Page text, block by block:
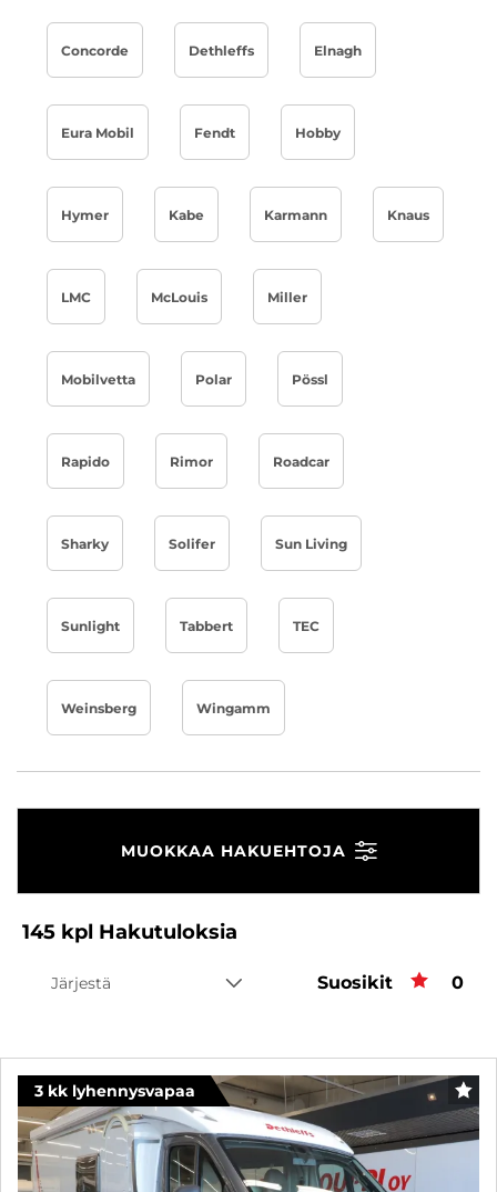
Concorde Dethleffs Elnagh
Eura Mobil Fendt Hobby
Hymer Kabe Karmann Knaus
LMC McLouis Miller
Mobilvetta Polar Pössl
Rapido Rimor Roadcar
Sharky Solifer Sun Living
Sunlight Tabbert TEC
Weinsberg Wingamm
MUOKKAA HAKUEHTOJA
145 kpl Hakutuloksia
Järjestä Suosikit 0
3 kk lyhennysvapaa